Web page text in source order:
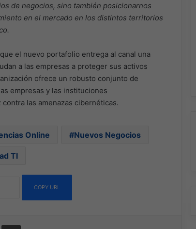
de negocios, sino también posicionarnos
en el mercado en los distintos territorios
el nuevo portafolio entrega al canal una
a las empresas a proteger sus activos
ofrece un robusto conjunto de
empresas y las instituciones
las amenazas cibernéticas.
Online Nuevos Negocios
TI
COPY URL
por correo electrónicoImprimir